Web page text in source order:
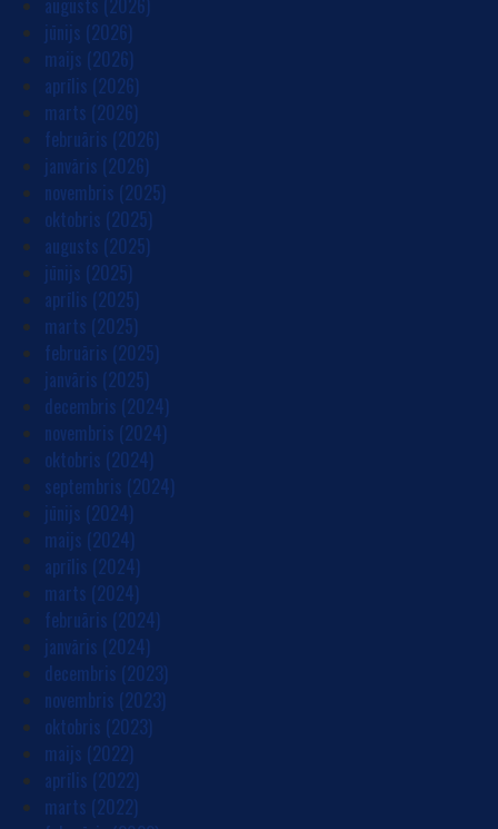
augusts (2026)
jūnijs (2026)
maijs (2026)
aprīlis (2026)
marts (2026)
februāris (2026)
janvāris (2026)
novembris (2025)
oktobris (2025)
augusts (2025)
jūnijs (2025)
aprīlis (2025)
marts (2025)
februāris (2025)
janvāris (2025)
decembris (2024)
novembris (2024)
oktobris (2024)
septembris (2024)
jūnijs (2024)
maijs (2024)
aprīlis (2024)
marts (2024)
februāris (2024)
janvāris (2024)
decembris (2023)
novembris (2023)
oktobris (2023)
maijs (2022)
aprīlis (2022)
marts (2022)